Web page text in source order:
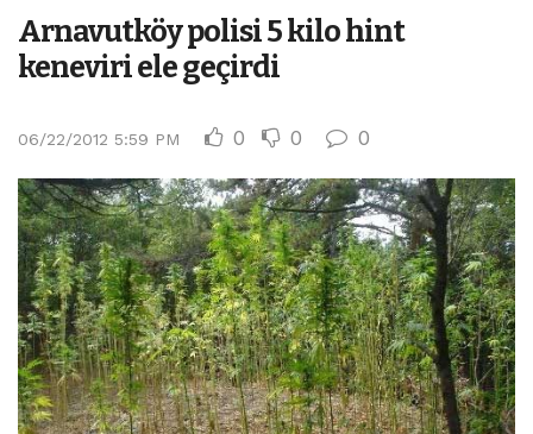
Arnavutköy polisi 5 kilo hint
keneviri ele geçirdi
06/22/2012 5:59 PM 0 0 0